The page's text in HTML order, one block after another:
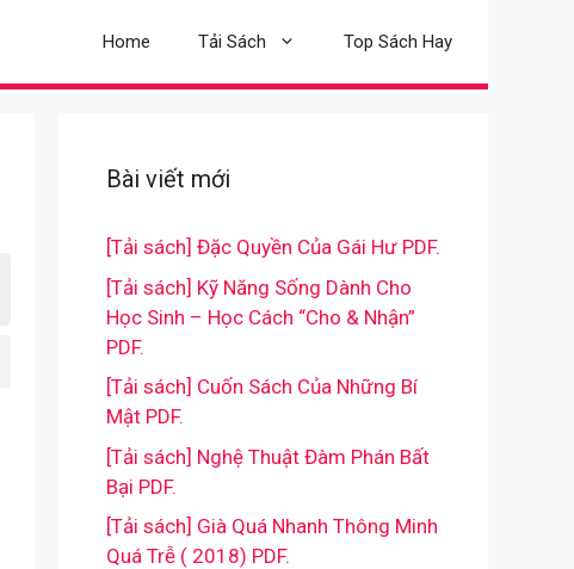
Home Tải Sách Top Sách Hay
Bài viết mới
[Tải sách] Đặc Quyền Của Gái Hư PDF.
[Tải sách] Kỹ Năng Sống Dành Cho
Học Sinh – Học Cách “Cho & Nhận”
PDF.
[Tải sách] Cuốn Sách Của Những Bí
Mật PDF.
[Tải sách] Nghệ Thuật Đàm Phán Bất
Bại PDF.
[Tải sách] Già Quá Nhanh Thông Minh
Quá Trễ ( 2018) PDF.